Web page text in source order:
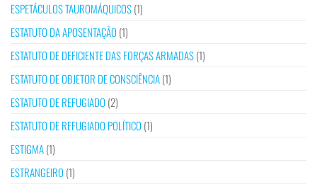
ESPETÁCULOS TAUROMÁQUICOS(1)
ESTATUTO DA APOSENTAÇÃO (1)
ESTATUTO DE DEFICIENTE DAS FORÇAS ARMADAS(1)
ESTATUTO DE OBJETOR DE CONSCIÊNCIA(1)
ESTATUTO DE REFUGIADO (2)
ESTATUTO DE REFUGIADO POLÍTICO (1)
ESTIGMA(1)
ESTRANGEIRO (1)